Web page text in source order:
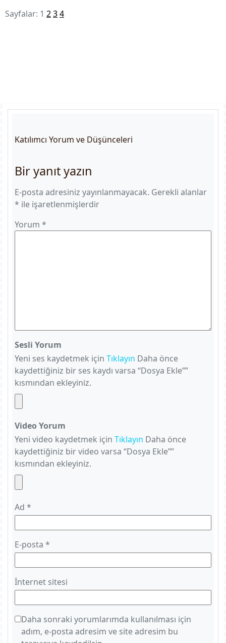
Sayfalar: 1 234
Katılımcı Yorum ve Düşünceleri
Bir yanıt yazın
E-posta adresiniz yayınlanmayacak. Gerekli alanlar
* ile işaretlenmişlerdir
Yorum *
Sesli Yorum
Yeni ses kaydetmek için Tıklayın Daha önce
kaydettiğiniz bir ses kaydı varsa “Dosya Ekle””
kısmından ekleyiniz.
Video Yorum
Yeni video kaydetmek için Tıklayın Daha önce
kaydettiğiniz bir video varsa “Dosya Ekle””
kısmından ekleyiniz.
Ad *
E-posta *
İnternet sitesi
Daha sonraki yorumlarımda kullanılması için
adım, e-posta adresim ve site adresim bu